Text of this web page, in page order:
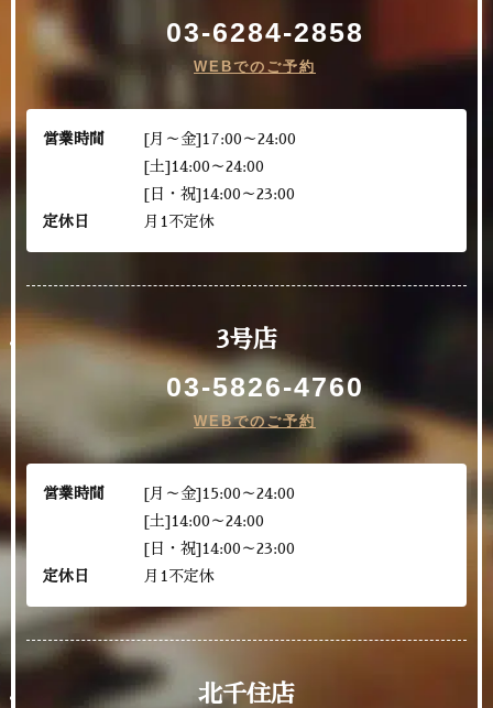
03-6284-2858
WEBでのご予約
営業時間
[月～金]17:00～24:00
[土]14:00～24:00
[日・祝]14:00～23:00
定休日
月1不定休
3号店
03-5826-4760
WEBでのご予約
営業時間
[月～金]15:00～24:00
[土]14:00～24:00
[日・祝]14:00～23:00
定休日
月1不定休
北千住店